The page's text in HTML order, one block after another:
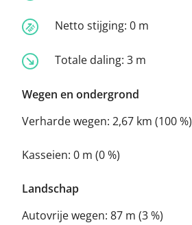
Netto stijging: 0 m
Totale daling: 3 m
Wegen en ondergrond
Verharde wegen: 2,67 km (100 %)
Kasseien: 0 m (0 %)
Landschap
Autovrije wegen: 87 m (3 %)